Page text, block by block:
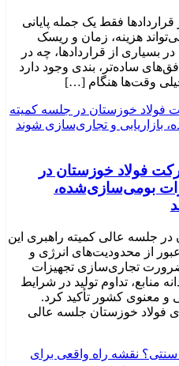
فقط یک جمله پایانی
هزینه، زمان و ریسک
بسیاری از قراردادها، چه در
ساده‌تر، بندی وجود دارد
وقت‌ها هنگام […]
فولاد خوزستان در
بومی‌سازی‌شده،
جلسه عالی کمیته راهبری این
از محدودیت‌های انرژی و
تجاری‌سازی تجهیزات
منابع، تداوم تولید در شرایط
و معنوی کشور تأکید کرد.
فولاد خوزستان جلسه عالی